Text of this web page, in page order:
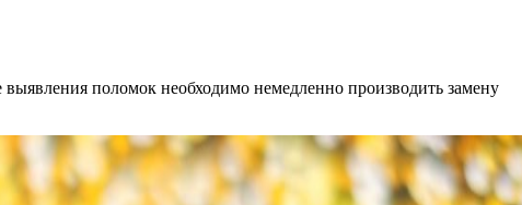
поломок необходимо немедленно производить замену